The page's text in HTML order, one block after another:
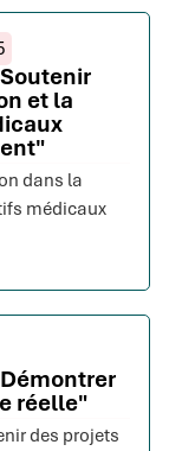
et la
dans la
médicaux
réelle"
des projets